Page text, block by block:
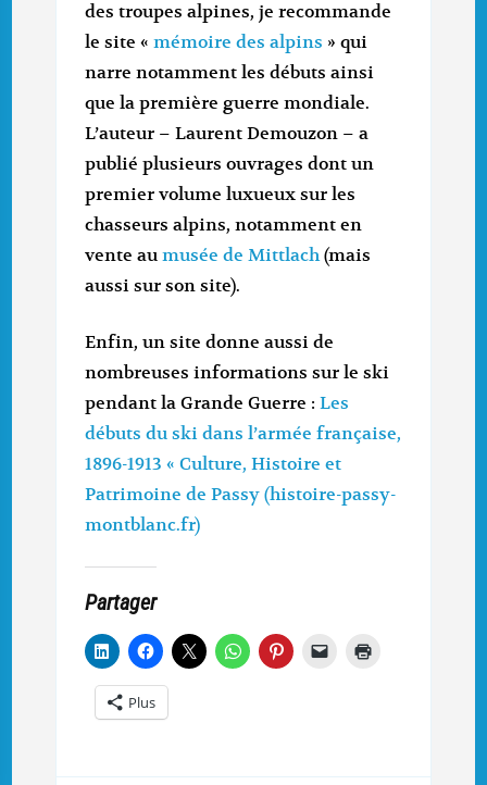
des troupes alpines, je recommande
le site «mémoire des alpins » qui
narre notamment les débuts ainsi
que la première guerre mondiale.
L’auteur – Laurent Demouzon – a
publié plusieurs ouvrages dont un
premier volume luxueux sur les
chasseurs alpins, notamment en
vente aumusée de Mittlach(mais
aussi sur son site).
Enfin, un site donne aussi de
nombreuses informations sur le ski
pendant la Grande Guerre :Les
débuts du ski dans l’armée française,
1896-1913 « Culture, Histoire et
Patrimoine de Passy (histoire-passy-
montblanc.fr)
Partager
Plus